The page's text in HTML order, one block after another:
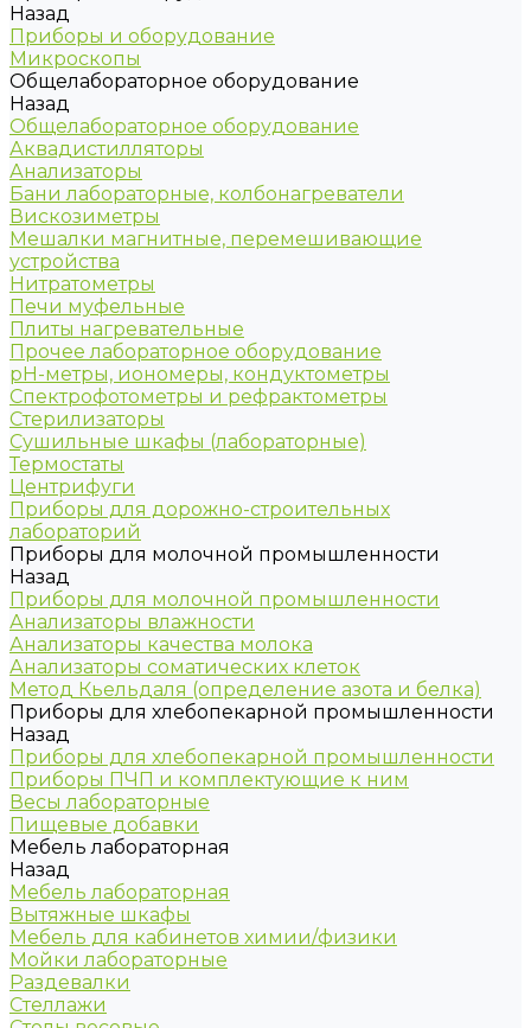
Назад
Приборы и оборудование
Микроскопы
Общелабораторное оборудование
Назад
Общелабораторное оборудование
Аквадистилляторы
Анализаторы
Бани лабораторные, колбонагреватели
Вискозиметры
Мешалки магнитные, перемешивающие
устройства
Нитратометры
Печи муфельные
Плиты нагревательные
Прочее лабораторное оборудование
рН-метры, иономеры, кондуктометры
Спектрофотометры и рефрактометры
Стерилизаторы
Сушильные шкафы (лабораторные)
Термостаты
Центрифуги
Приборы для дорожно-строительных
лабораторий
Приборы для молочной промышленности
Назад
Приборы для молочной промышленности
Анализаторы влажности
Анализаторы качества молока
Анализаторы соматических клеток
Метод Кьельдаля (определение азота и белка)
Приборы для хлебопекарной промышленности
Назад
Приборы для хлебопекарной промышленности
Приборы ПЧП и комплектующие к ним
Весы лабораторные
Пищевые добавки
Мебель лабораторная
Назад
Мебель лабораторная
Вытяжные шкафы
Мебель для кабинетов химии/физики
Мойки лабораторные
Раздевалки
Стеллажи